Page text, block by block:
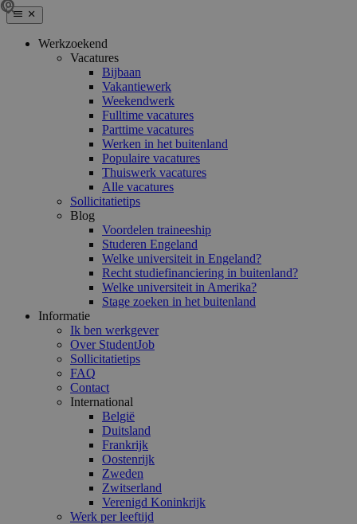
Werkzoekend
Vacatures
Bijbaan
Vakantiewerk
Weekendwerk
Fulltime vacatures
Parttime vacatures
Werken in het buitenland
Populaire vacatures
Thuiswerk vacatures
Alle vacatures
Sollicitatietips
Blog
Voordelen traineeship
Studeren Engeland
Welke universiteit in Engeland?
Recht studiefinanciering in buitenland?
Welke universiteit in Amerika?
Stage zoeken in het buitenland
Informatie
Ik ben werkgever
Over StudentJob
Sollicitatietips
FAQ
Contact
International
België
Duitsland
Frankrijk
Oostenrijk
Zweden
Zwitserland
Verenigd Koninkrijk
Werk per leeftijd